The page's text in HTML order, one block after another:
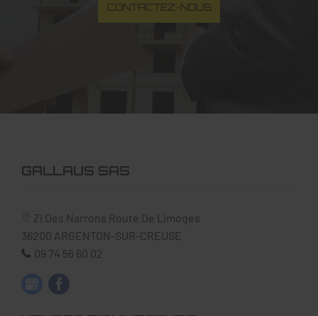
CONTACTEZ-NOUS
GALLAUS SAS
Zi Des Narrons Route De Limoges
36200 ARGENTON-SUR-CREUSE
09 74 56 60 02